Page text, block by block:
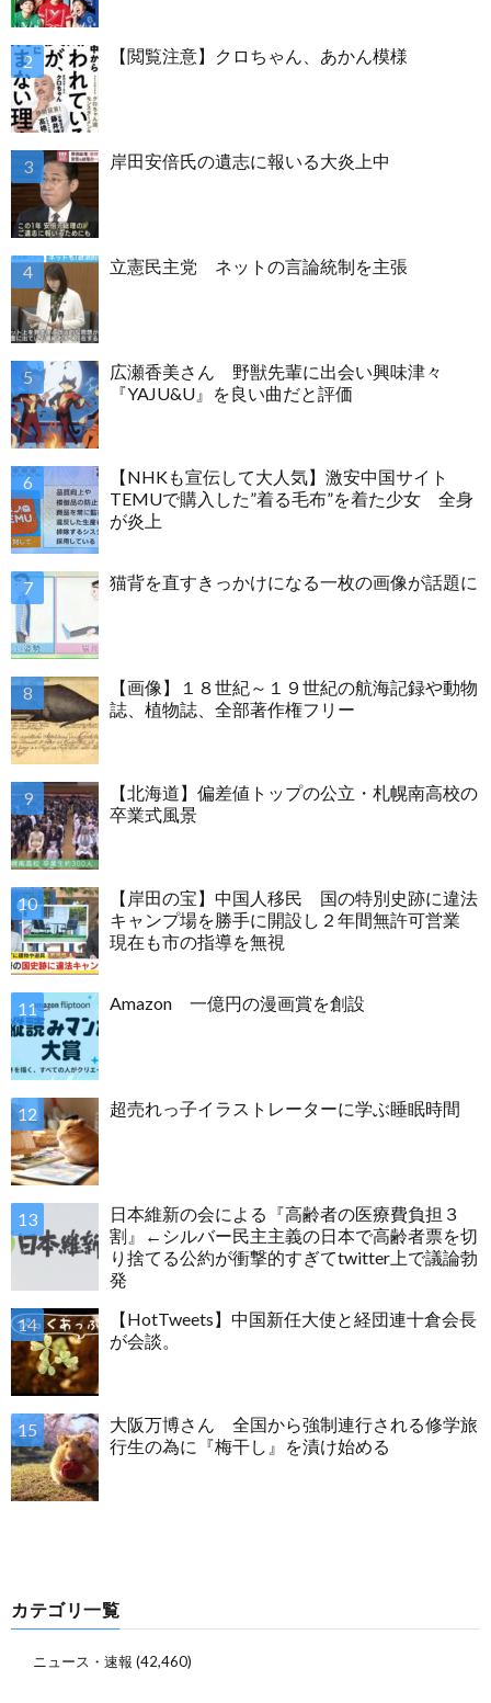
【閲覧注意】クロちゃん、あかん模様
岸田安倍氏の遺志に報いる大炎上中
立憲民主党 ネットの言論統制を主張
広瀬香美さん 野獣先輩に出会い興味津々
『YAJU&U』を良い曲だと評価
【NHKも宣伝して大人気】激安中国サイト
TEMUで購入した”着る毛布”を着た少女 全身
が炎上
猫背を直すきっかけになる一枚の画像が話題に
【画像】１８世紀～１９世紀の航海記録や動物
誌、植物誌、全部著作権フリー
【北海道】偏差値トップの公立・札幌南高校の
卒業式風景
【岸田の宝】中国人移民 国の特別史跡に違法
キャンプ場を勝手に開設し２年間無許可営業
現在も市の指導を無視
Amazon 一億円の漫画賞を創設
超売れっ子イラストレーターに学ぶ睡眠時間
日本維新の会による『高齢者の医療費負担３
割』←シルバー民主主義の日本で高齢者票を切
り捨てる公約が衝撃的すぎてtwitter上で議論勃
発
【HotTweets】中国新任大使と経団連十倉会長
が会談。
大阪万博さん 全国から強制連行される修学旅
行生の為に『梅干し』を漬け始める
カテゴリ一覧
ニュース・速報 (42,460)